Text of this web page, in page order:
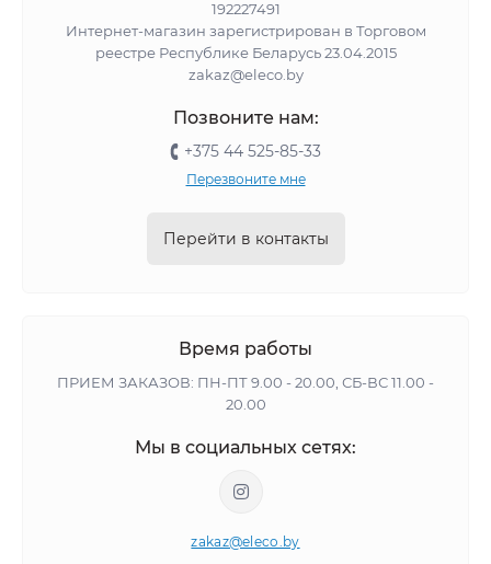
192227491
Интернет-магазин зарегистрирован в Торговом
реестре Республике Беларусь 23.04.2015
zakaz@eleco.by
Позвоните нам:
+375 44 525-85-33
Перезвоните мне
Перейти в контакты
Время работы
ПРИЕМ ЗАКАЗОВ: ПН-ПТ 9.00 - 20.00, СБ-ВС 11.00 -
20.00
Мы в социальных сетях:
zakaz@eleco.by